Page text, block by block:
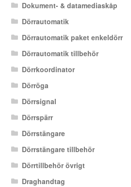
Dokument- & datamediaskåp
Dörrautomatik
Dörrautomatik paket enkeldörr
Dörrautomatik tillbehör
Dörrkoordinator
Dörröga
Dörrsignal
Dörrspärr
Dörrstängare
Dörrstängare tillbehör
Dörrtillbehör övrigt
Draghandtag